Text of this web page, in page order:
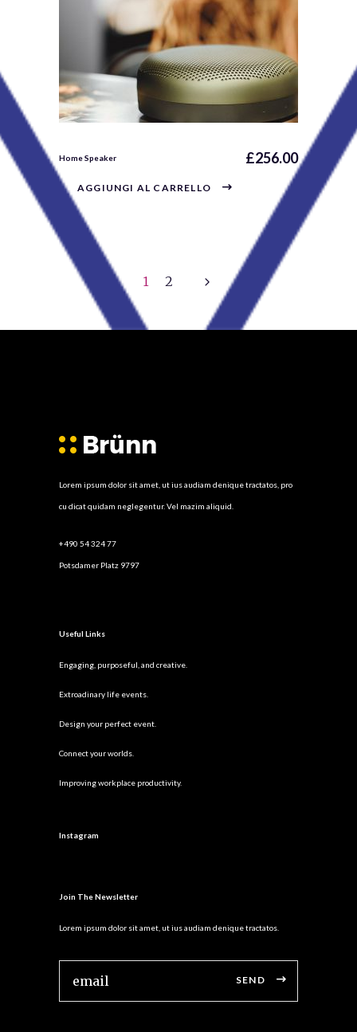
Home Speaker £256.00
AGGIUNGI AL CARRELLO
1 2
Lorem ipsum dolor sit amet, ut ius audiam denique tractatos, pro
cu dicat quidam neglegentur. Vel mazim aliquid.
+490 54 324 77
Potsdamer Platz 9797
Useful Links
Engaging, purposeful, and creative.
Extroadinary life events.
Design your perfect event.
Connect your worlds.
Improving workplace productivity.
Instagram
Join The Newsletter
Lorem ipsum dolor sit amet, ut ius audiam denique tractatos.
SEND